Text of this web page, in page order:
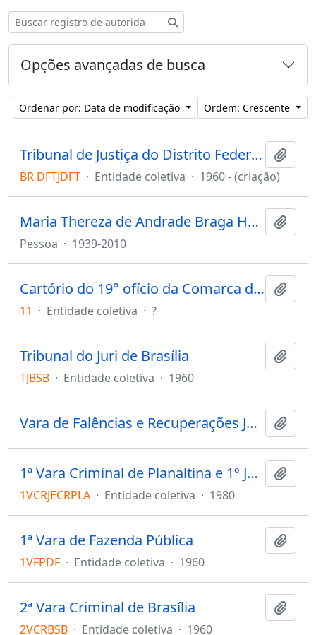
Opções avançadas de busca
Ordenar por: Data de modificação Ordem: Crescente
Tribunal de Justiça do Distrito Federal e dos Territórios (Brasil)
BR DFTJDFT · Entidade coletiva · 1960 - (criação)
Maria Thereza de Andrade Braga Haynes (Desembargadora)
Pessoa · 1939-2010
Cartório do 19° ofício da Comarca de Aracaju
11 · Entidade coletiva · ?
Tribunal do Juri de Brasília
TJBSB · Entidade coletiva · 1960
Vara de Falências e Recuperações Judiciais do DF
1ª Vara Criminal de Planaltina e 1º Juizado Especial Criminal
1VCRJECRPLA · Entidade coletiva · 1980
1ª Vara de Fazenda Pública
1VFPDF · Entidade coletiva · 1960
2ª Vara Criminal de Brasília
2VCRBSB · Entidade coletiva · 1960